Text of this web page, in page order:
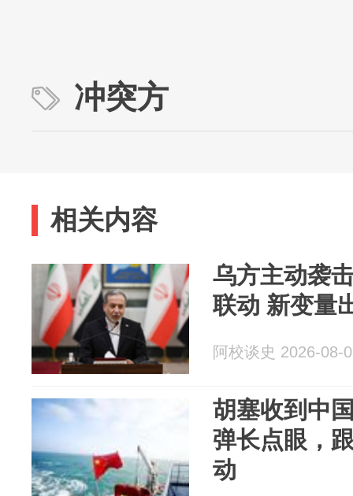
冲突方
相关内容
乌方主动袭
联动 新变量
阿校谈史 2026-08-
胡塞收到中
弹长点眼，
动